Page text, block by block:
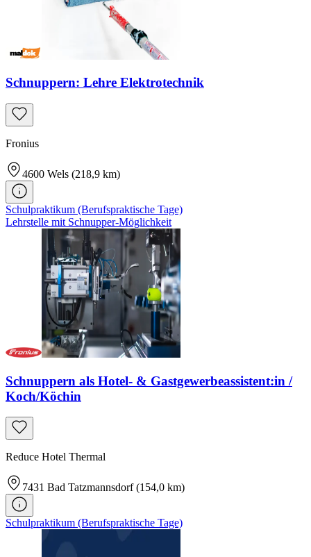
Schnuppern: Lehre Elektrotechnik
Fronius
4600 Wels (218,9 km)
Schulpraktikum (Berufspraktische Tage)
Lehrstelle mit Schnupper-Möglichkeit
Schnuppern als Hotel- & Gastgewerbeassistent:in /
Koch/Köchin
Reduce Hotel Thermal
7431 Bad Tatzmannsdorf (154,0 km)
Schulpraktikum (Berufspraktische Tage)